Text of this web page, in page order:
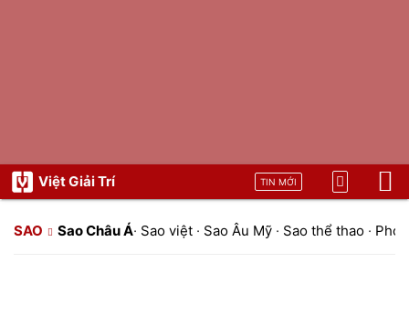
Việt Giải Trí TIN MỚI
SAO Sao Châu Á· Sao việt · Sao Âu Mỹ · Sao thể thao ·